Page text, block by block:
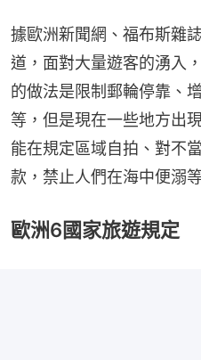
據歐洲新聞網、福布斯雜
道，面對大量遊客的湧入
的做法是限制郵輪停靠、
等，但是現在一些地方出
能在規定區域自拍、對不
款，禁止人們在海中便溺
歐洲6國家旅遊規定